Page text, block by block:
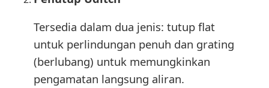
Tersedia dalam dua jenis: tutup flat
untuk perlindungan penuh dan grating
(berlubang) untuk memungkinkan
pengamatan langsung aliran.